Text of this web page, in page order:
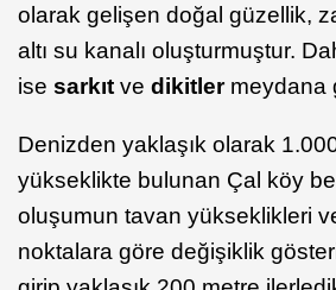
olarak gelişen doğal güzellik,
altı su kanalı oluşturmuştur.
ise sarkıt ve dikitler meydana
Denizden yaklaşık olarak
yükseklikte bulunan Çal köy
oluşumun tavan yükseklikleri
noktalara göre değişiklik